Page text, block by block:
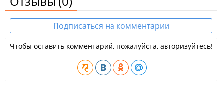
Подписаться на комментарии
Чтобы оставить комментарий, пожалуйста, авторизуйтесь!